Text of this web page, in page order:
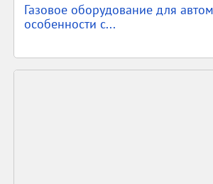
Газовое оборудование для
особенности с...